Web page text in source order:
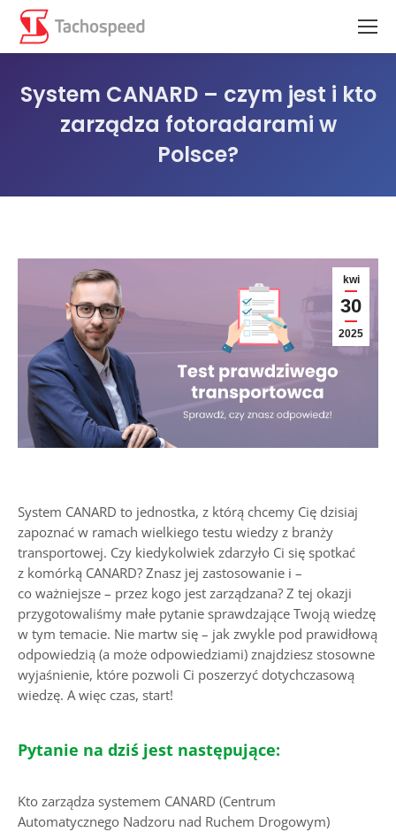
System CANARD – czym jest i kto
zarządza fotoradarami w
Polsce?
kwi
30
2025
System CANARD to jednostka, z którą chcemy Cię dzisiaj
zapoznać w ramach wielkiego testu wiedzy z branży
transportowej. Czy kiedykolwiek zdarzyło Ci się spotkać
z komórką CANARD? Znasz jej zastosowanie i –
co ważniejsze – przez kogo jest zarządzana? Z tej okazji
przygotowaliśmy małe pytanie sprawdzające Twoją wiedzę
w tym temacie. Nie martw się – jak zwykle pod prawidłową
odpowiedzią (a może odpowiedziami) znajdziesz stosowne
wyjaśnienie, które pozwoli Ci poszerzyć dotychczasową
wiedzę. A więc czas, start!
Pytanie na dziś jest następujące:
Kto zarządza systemem CANARD (Centrum
Automatycznego Nadzoru nad Ruchem Drogowym)